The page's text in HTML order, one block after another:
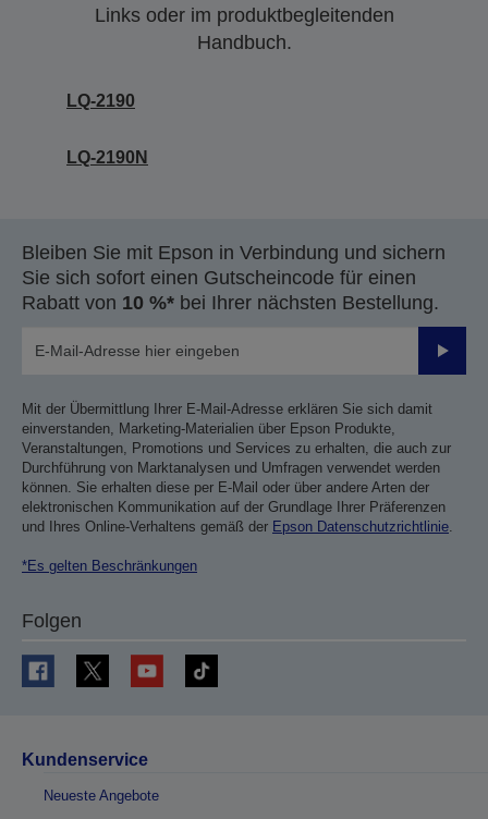
Links oder im produktbegleitenden
Handbuch.
LQ-2190
LQ-2190N
Bleiben Sie mit Epson in Verbindung und sichern
Sie sich sofort einen Gutscheincode für einen
Rabatt von 10 %* bei Ihrer nächsten Bestellung.
Mit der Übermittlung Ihrer E-Mail-Adresse erklären Sie sich damit
einverstanden, Marketing-Materialien über Epson Produkte,
Veranstaltungen, Promotions und Services zu erhalten, die auch zur
Durchführung von Marktanalysen und Umfragen verwendet werden
können. Sie erhalten diese per E-Mail oder über andere Arten der
elektronischen Kommunikation auf der Grundlage Ihrer Präferenzen
und Ihres Online-Verhaltens gemäß der Epson Datenschutzrichtlinie.
*Es gelten Beschränkungen
Folgen
Kundenservice
Neueste Angebote